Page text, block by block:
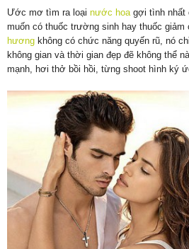
Ước mơ tìm ra loại nước hoagợi tình nhất
muốn có thuốc trường sinh hay thuốc giảm
hương không có chức năng quyến rũ, nó
không gian và thời gian đẹp đẽ không thể
mạnh, hơi thở bồi hồi, từng shoot hình ký